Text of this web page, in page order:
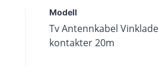
Modell
Tv Antennkabel Vinklade
kontakter 20m